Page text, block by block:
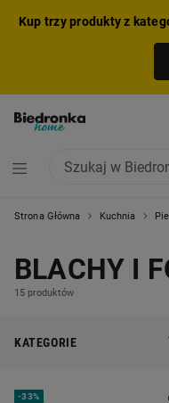
Kup trzy produkty z
Strona Główna Kuchnia
BLACHY I
15 produktów
KATEGORIE
-33%